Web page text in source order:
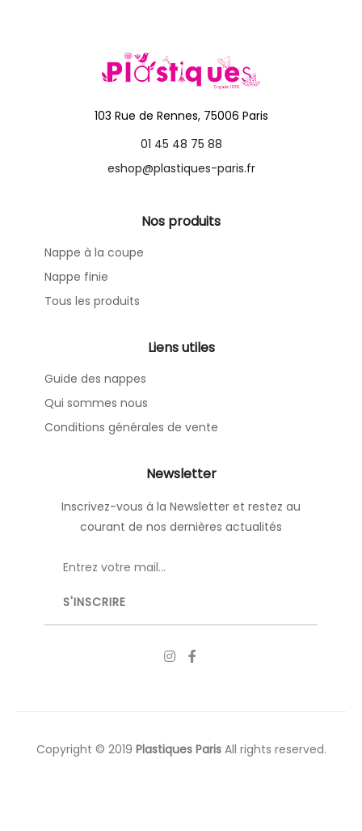
103 Rue de Rennes, 75006 Paris
01 45 48 75 88
eshop@plastiques-paris.fr
Nos produits
Nappe à la coupe
Nappe finie
Tous les produits
Liens utiles
Guide des nappes
Qui sommes nous
Conditions générales de vente
Newsletter
Inscrivez-vous à la Newsletter et restez au
courant de nos dernières actualités
Copyright © 2019 Plastiques ParisAll rights reserved.